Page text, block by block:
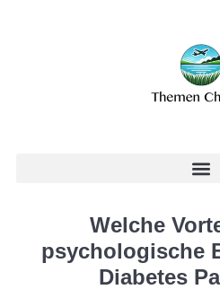
Welche
psychologische
Diabetes